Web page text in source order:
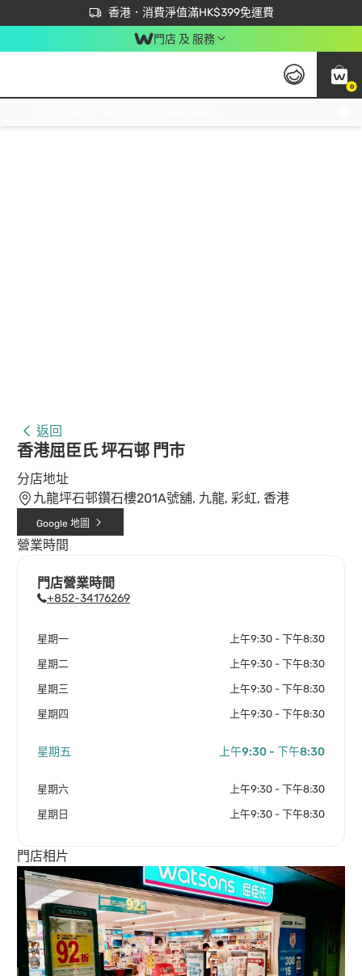
香港．消費淨值滿HK$399免運費
立即成為易賞錢會員盡享獨家優惠
首次APP下單買滿$450 輸入 NEWAPP 即減$50
門店 及 服務
0
返回
香港屈臣氏 坪石邨 門市
分店地址
九龍坪石邨鑽石樓201A號舖, 九龍, 彩虹, 香港
Google 地圖
營業時間
門店營業時間
+852-34176269
星期一 上午9:30 - 下午8:30
星期二 上午9:30 - 下午8:30
星期三 上午9:30 - 下午8:30
星期四 上午9:30 - 下午8:30
星期五 上午9:30 - 下午8:30
星期六 上午9:30 - 下午8:30
星期日 上午9:30 - 下午8:30
門店相片